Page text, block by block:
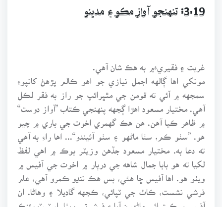
3.19: تنهنجو آواز مڪو ۽ مدينو
غربت ۽ فقيريءَ۾ به هڪ شان آهي.
مونکي اها ڳالهه اجمل نيازي جو اهو ڪالم پڙهڻ کانپوءِ
سمجهه ۾ آئي ته قومن جي مٿڀرائپ جو راز به فقر لڪل
آهي. مختيار مسعود اهڙا ڳجهه پنهنجي ڪتاب ”آواز دوست“
۾ ظاهر ڪيا آهن. هن هڪ گهمري اخوت جي باري ۾ چيو
هو. ”سٺو ڪم، سٺا ماڻهو ۽ سٺو آئيندو“... اها راءِ به آهي
ته دعا به. مختيار مسعود جڏهن وزيٽر بوڪ ۾ اهي لفظ
لکيا ته هو بابا جمال شاهه جي درٻار ۾ اخوت جي آفيس ۾
ويٺو هو. اها آفيس ڇا هئي، بس هڪ ننڍو ڪمرو آهي، عام
فرشي نشست، ڪاٺ جي ٽپائي، ڪجهه گاديلا ۽ وهاڻا. ان
آفيس ۾ ڪيترائي ماڻهون آيا ۽ فرش تي ويٺا. اسٽيٽ بئنڪ